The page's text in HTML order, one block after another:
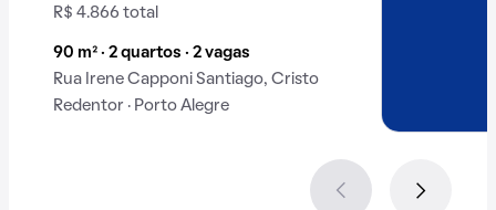
R$ 4.866 total
90 m² · 2 quartos · 2 vagas
Rua Irene Capponi Santiago, Cristo
Redentor · Porto Alegre